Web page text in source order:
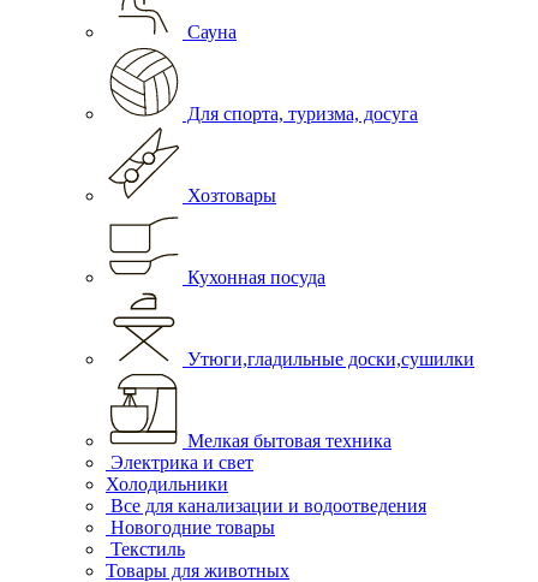
Сауна
Для спорта, туризма, досуга
Хозтовары
Кухонная посуда
Утюги,гладильные доски,сушилки
Мелкая бытовая техника
Электрика и свет
Холодильники
Все для канализации и водоотведения
Новогодние товары
Текстиль
Товары для животных